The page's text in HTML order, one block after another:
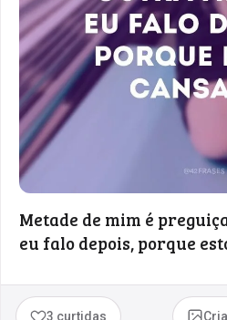
Metade de mim é
eu falo depois, porque
3 curtidas